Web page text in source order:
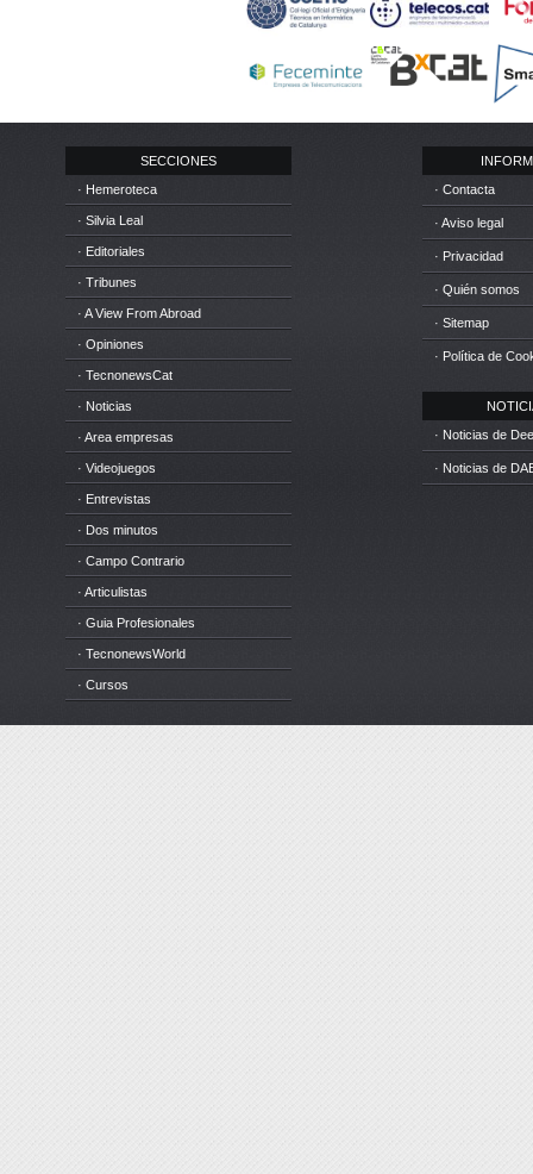
SECCIONES
· Hemeroteca
· Silvia Leal
· Editoriales
· Tribunes
· A View From Abroad
· Opiniones
· TecnonewsCat
· Noticias
· Area empresas
· Videojuegos
· Entrevistas
· Dos minutos
· Campo Contrario
· Articulistas
· Guia Profesionales
· TecnonewsWorld
· Cursos
· Contacta
· Aviso legal
· Privacidad
· Quién somos
· Sitemap
· Política de
· Noticias de
· Noticias de